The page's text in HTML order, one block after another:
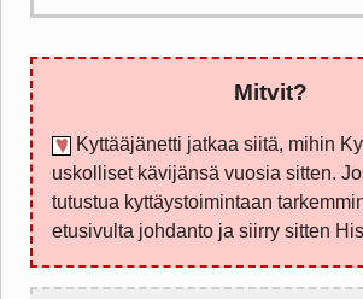
Mitvit?
Kyttääjänetti jatkaa siitä, mihin
uskolliset kävijänsä vuosia sitten.
tutustua kyttäystoimintaan
etusivulta johdanto ja siirry sitten